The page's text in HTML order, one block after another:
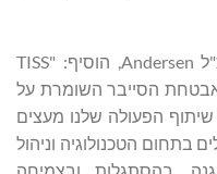
, יו"ר גלובלי ומנכ"ל Andersen, הוסיף: "TISS
הסייבר השומרת על
שיתוף הפעולה שלנו מעצים
בתחום הטכנולוגיה וניהול